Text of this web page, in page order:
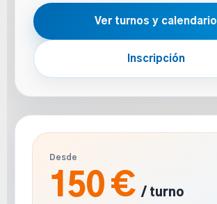
Ver turnos y calendario
Inscripción
Desde
150 € / turno